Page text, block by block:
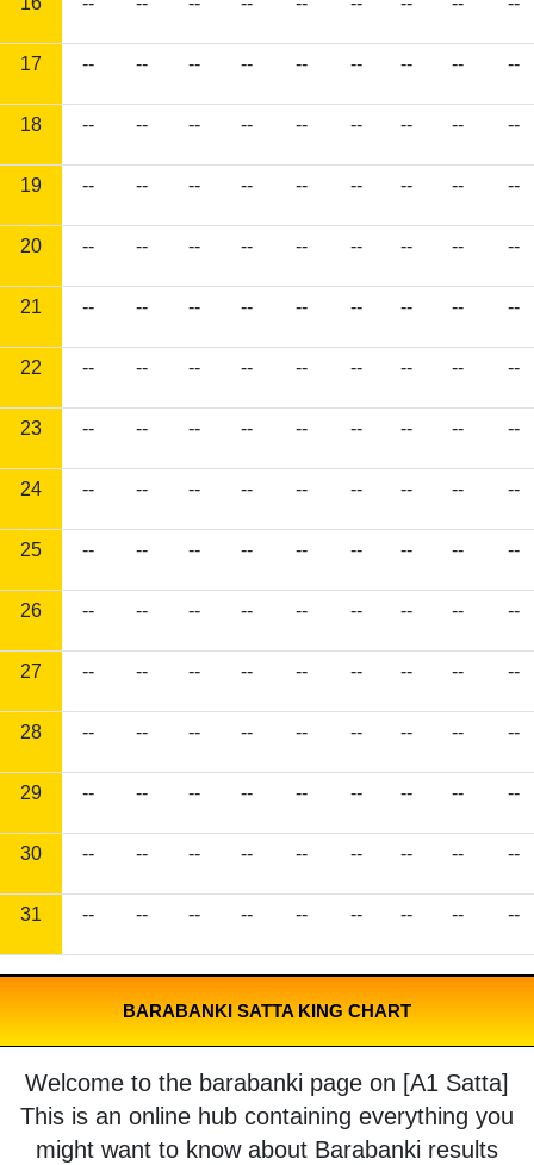
17 -- -- -- -- -- -- -- -- --
18 -- -- -- -- -- -- -- -- --
19 -- -- -- -- -- -- -- -- --
20 -- -- -- -- -- -- -- -- --
21 -- -- -- -- -- -- -- -- --
22 -- -- -- -- -- -- -- -- --
23 -- -- -- -- -- -- -- -- --
24 -- -- -- -- -- -- -- -- --
25 -- -- -- -- -- -- -- -- --
26 -- -- -- -- -- -- -- -- --
27 -- -- -- -- -- -- -- -- --
28 -- -- -- -- -- -- -- -- --
29 -- -- -- -- -- -- -- -- --
30 -- -- -- -- -- -- -- -- --
31 -- -- -- -- -- -- -- -- --
BARABANKI SATTA KING CHART
Welcome to the barabanki page on [A1 Satta]
This is an online hub containing everything you
might want to know about Barabanki results